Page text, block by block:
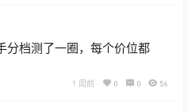
分档测了一圈，每个价位都
1 周前 0 0 56